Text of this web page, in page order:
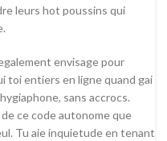
leurs hot poussins qui
envisage pour
toi entiers en ligne quand gai
sans accrocs.
ce code autonome que
Tu aie inquietude en tenant